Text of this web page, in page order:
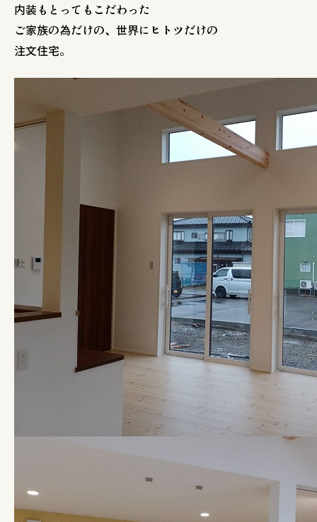
内装もとってもこだわった
ご家族の為だけの、世界にヒトツだけの
注文住宅。